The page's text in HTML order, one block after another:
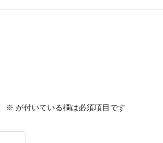
※ が付いている欄は必須項目です